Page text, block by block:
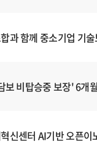
과 함께 중소기업 기
비탑승중 보장' 6개
신센터 AI기반 오픈